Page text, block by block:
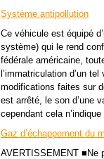
Système antipollution
Ce véhicule est équipé
système) qui le rend
fédérale américaine,
l’immatriculation d’un
modifications faites sur
est arrêté, le son d’une
cependant cela
Gaz d’échappement du
AVERTISSEMENT ■Ne